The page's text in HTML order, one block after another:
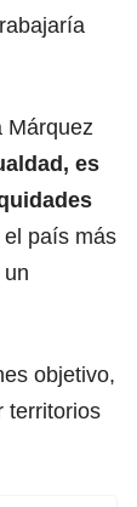
Márquez
es
el país más
objetivo,
territorios